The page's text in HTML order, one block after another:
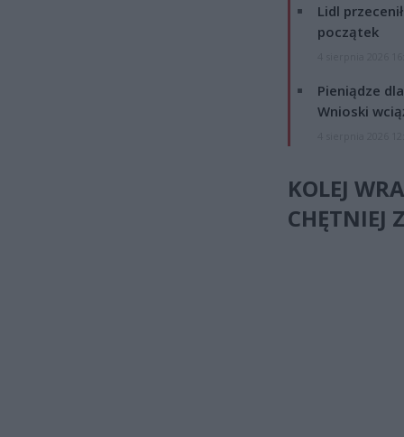
Lidl
początek
Pieniądze
Wnioski
KOLEJ
CHĘTNIEJ